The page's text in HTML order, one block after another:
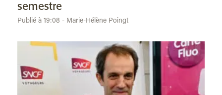
semestre
Publié à 19:08 - Marie-Hélène Poingt